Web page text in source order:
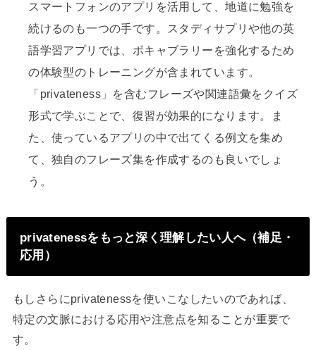
スマートフォンのアプリを活用して、地道に勉強を
続けるのも一つの手です。スタディサプリや他の英
語学習アプリでは、ボキャブラリーを強化するため
の体験型のトレーニングが含まれています。
「privateness」を含むフレーズや関連語彙をクイズ
形式で学ぶことで、復習が効果的になります。ま
た、使っているアプリの中で出てくる例文を集め
て、独自のフレーズ集を作成するのも良いでしょ
う。
privatenessをもっと深く理解したい人へ（補足・
応用）
もしさらにprivatenessを使いこなしたいのであれば、
特定の文脈における応用や注意点を知ることが重要で
す。